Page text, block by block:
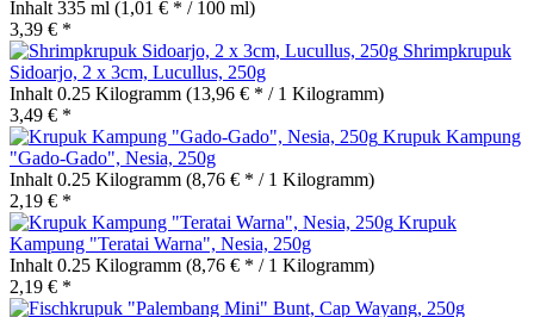
Inhalt 335 ml (1,01 € * / 100 ml)
3,39 € *
Shrimpkrupuk
Sidoarjo, 2 x 3cm, Lucullus, 250g
Inhalt 0.25 Kilogramm (13,96 € * / 1 Kilogramm)
3,49 € *
Krupuk Kampung
"Gado-Gado", Nesia, 250g
Inhalt 0.25 Kilogramm (8,76 € * / 1 Kilogramm)
2,19 € *
Krupuk
Kampung "Teratai Warna", Nesia, 250g
Inhalt 0.25 Kilogramm (8,76 € * / 1 Kilogramm)
2,19 € *